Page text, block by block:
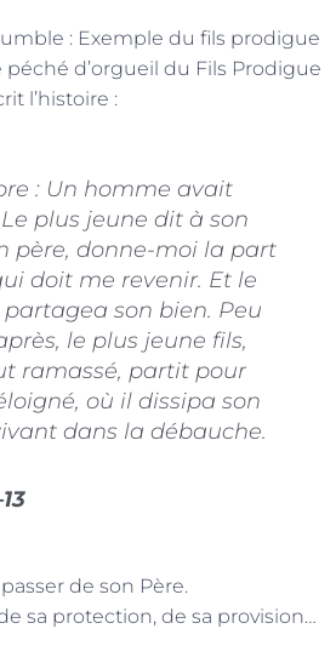
: Exemple du fils prodigue
péché d’orgueil du Fils Prodigue
l’histoire :
: Un homme avait
plus jeune dit à son
père, donne-moi la part
doit me revenir. Et le
son bien. Peu
le plus jeune fils,
ramassé, partit pour
où il dissipa son
dans la débauche.
de son Père.
sa protection, de sa provision…